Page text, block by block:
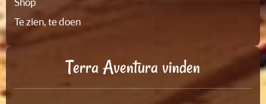
Te zien, te doen
Terra Aventura vinden